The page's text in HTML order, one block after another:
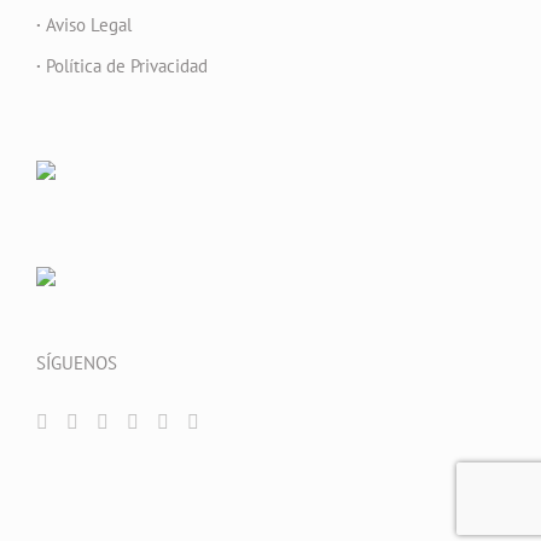
· Aviso Legal
· Política de Privacidad
SÍGUENOS